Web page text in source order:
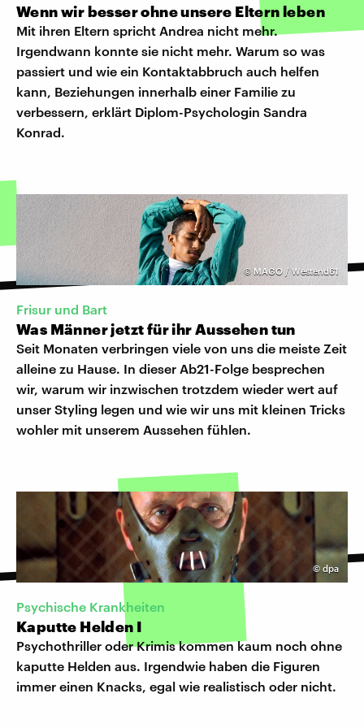
Wenn wir besser ohne unsere Eltern leben
Mit ihren Eltern spricht Andrea nicht mehr.
Irgendwann konnte sie nicht mehr. Warum so was
passiert und wie ein Kontaktabbruch auch helfen
kann, Beziehungen innerhalb einer Familie zu
verbessern, erklärt Diplom-Psychologin Sandra
Konrad.
© MAGO / Westend61
Frisur und Bart
Was Männer jetzt für ihr Aussehen tun
Seit Monaten verbringen viele von uns die meiste Zeit
alleine zu Hause. In dieser Ab21-Folge besprechen
wir, warum wir inzwischen trotzdem wieder wert auf
unser Styling legen und wie wir uns mit kleinen Tricks
wohler mit unserem Aussehen fühlen.
© dpa
Psychische Krankheiten
Kaputte Helden I
Psychothriller oder Krimis kommen kaum noch ohne
kaputte Helden aus. Irgendwie haben die Figuren
immer einen Knacks, egal wie realistisch oder nicht.